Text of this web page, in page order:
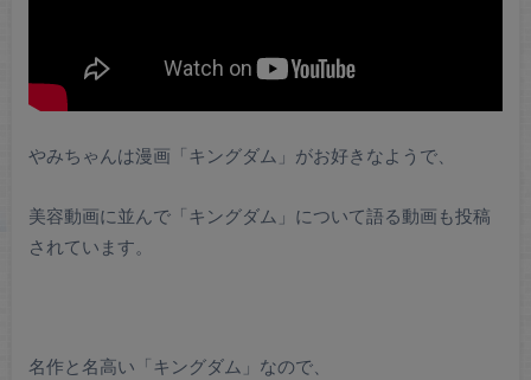
やみちゃんは漫画「キングダム」がお好きなようで、
美容動画に並んで「キングダム」について語る動画も投稿
されています。
名作と名高い「キングダム」なので、